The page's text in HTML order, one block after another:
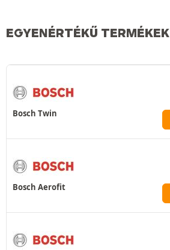
EGYENÉRTÉKŰ TERMÉKEK
Bosch Twin
Bosch Aerofit